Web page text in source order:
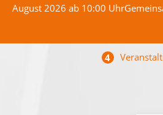
August 2026 ab 10:00
4